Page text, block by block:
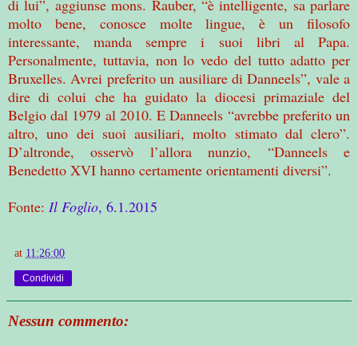
di lui”, aggiunse mons. Rauber, “è intelligente, sa parlare
molto bene, conosce molte lingue, è un filosofo
interessante, manda sempre i suoi libri al Papa.
Personalmente, tuttavia, non lo vedo del tutto adatto per
Bruxelles. Avrei preferito un ausiliare di Danneels”, vale a
dire di colui che ha guidato la diocesi primaziale del
Belgio dal 1979 al 2010. E Danneels “avrebbe preferito un
altro, uno dei suoi ausiliari, molto stimato dal clero”.
D’altronde, osservò l’allora nunzio, “Danneels e
Benedetto XVI hanno certamente orientamenti diversi”.
Fonte: Il Foglio, 6.1.2015
at 11:26:00
Condividi
Nessun commento: